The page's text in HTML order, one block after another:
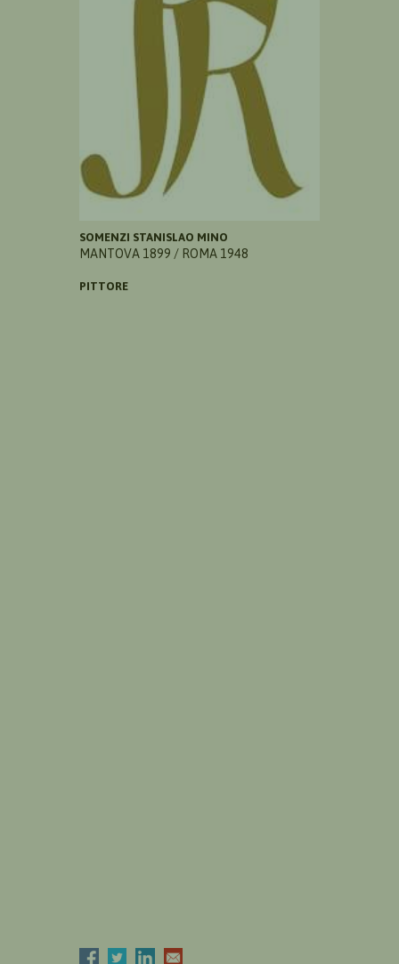
SOMENZI STANISLAO MINO
MANTOVA 1899 / ROMA 1948
PITTORE